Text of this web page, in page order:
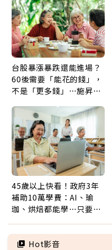
台股暴漲暴跌還能進場？
60後需要「能花的錢」，
不是「更多錢」…施昇
45歲以上快看！政府3年
補助10萬學費：AI、瑜
珈、烘焙都能學…只要願
Hot影音